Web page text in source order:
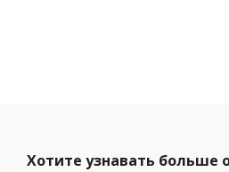
Хотите узнавать больше